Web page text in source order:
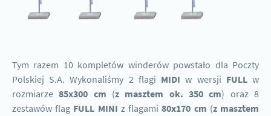
Tym razem 10 kompletów winderów powstało dla Poczty
Polskiej S.A. Wykonaliśmy 2 flagi MIDI w wersji FULLw
rozmiarze85x300 cm (z masztem ok. 350 cm) oraz 8
zestawów flag FULL MINI z flagami80x170 cm (z masztem